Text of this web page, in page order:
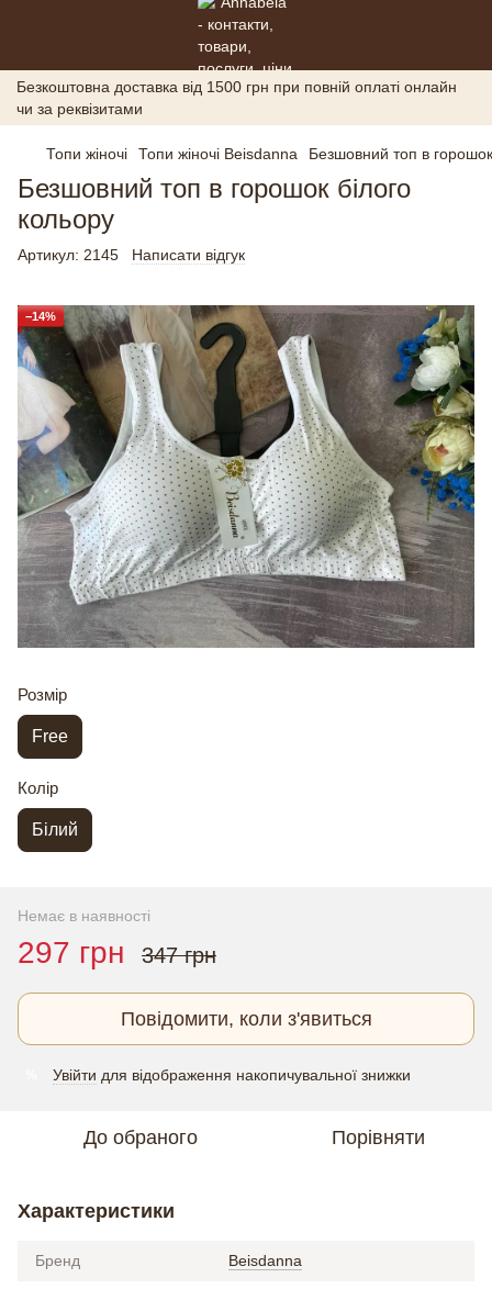
Безкоштовна доставка від 1500 грн при повній оплаті онлайн
чи за реквізитами
Топи жіночі Топи жіночі Beisdanna Безшовний топ в
Безшовний топ в горошок білого
кольору
Артикул: 2145 Написати відгук
−14%
Розмір
Free
Колір
Білий
Немає в наявності
297 грн 347 грн
Повідомити, коли з'явиться
Увійти для відображення накопичувальної знижки
До обраного Порівняти
Характеристики
Бренд Beisdanna